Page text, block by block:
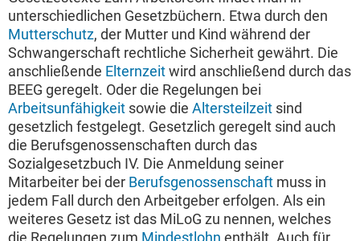
unterschiedlichen Gesetzbüchern. Etwa durch den
Mutterschutz, der Mutter und Kind während der
Schwangerschaft rechtliche Sicherheit gewährt. Die
anschließende Elternzeitwird anschließend durch das
BEEG geregelt. Oder die Regelungen bei
Arbeitsunfähigkeit sowie die Altersteilzeit sind
gesetzlich festgelegt. Gesetzlich geregelt sind auch
die Berufsgenossenschaften durch das
Sozialgesetzbuch IV. Die Anmeldung seiner
Mitarbeiter bei der Berufsgenossenschaft muss in
jedem Fall durch den Arbeitgeber erfolgen. Als ein
weiteres Gesetz ist das MiLoG zu nennen, welches
die Regelungen zum Mindestlohn enthält. Auch für